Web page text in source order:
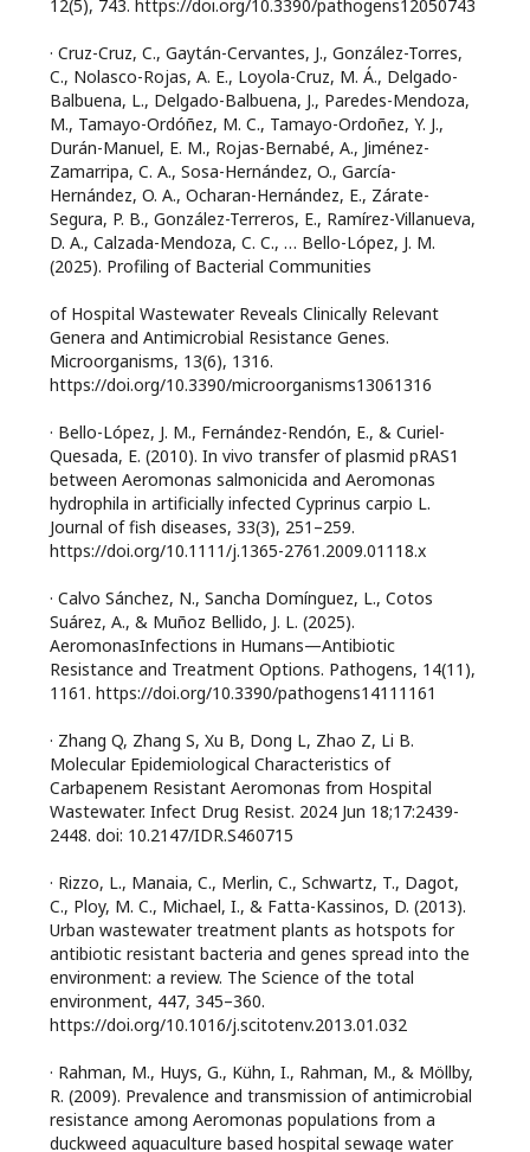
12(5), 743. https://doi.org/10.3390/pathogens12050743
· Cruz-Cruz, C., Gaytán-Cervantes, J., González-Torres,
C., Nolasco-Rojas, A. E., Loyola-Cruz, M. Á., Delgado-
Balbuena, L., Delgado-Balbuena, J., Paredes-Mendoza,
M., Tamayo-Ordóñez, M. C., Tamayo-Ordoñez, Y. J.,
Durán-Manuel, E. M., Rojas-Bernabé, A., Jiménez-
Zamarripa, C. A., Sosa-Hernández, O., García-
Hernández, O. A., Ocharan-Hernández, E., Zárate-
Segura, P. B., González-Terreros, E., Ramírez-Villanueva,
D. A., Calzada-Mendoza, C. C., … Bello-López, J. M.
(2025). Profiling of Bacterial Communities
of Hospital Wastewater Reveals Clinically Relevant
Genera and Antimicrobial Resistance Genes.
Microorganisms, 13(6), 1316.
https://doi.org/10.3390/microorganisms13061316
· Bello-López, J. M., Fernández-Rendón, E., & Curiel-
Quesada, E. (2010). In vivo transfer of plasmid pRAS1
between Aeromonas salmonicida and Aeromonas
hydrophila in artificially infected Cyprinus carpio L.
Journal of fish diseases, 33(3), 251–259.
https://doi.org/10.1111/j.1365-2761.2009.01118.x
· Calvo Sánchez, N., Sancha Domínguez, L., Cotos
Suárez, A., & Muñoz Bellido, J. L. (2025).
AeromonasInfections in Humans—Antibiotic
Resistance and Treatment Options. Pathogens, 14(11),
1161. https://doi.org/10.3390/pathogens14111161
· Zhang Q, Zhang S, Xu B, Dong L, Zhao Z, Li B.
Molecular Epidemiological Characteristics of
Carbapenem Resistant Aeromonas from Hospital
Wastewater. Infect Drug Resist. 2024 Jun 18;17:2439-
2448. doi: 10.2147/IDR.S460715
· Rizzo, L., Manaia, C., Merlin, C., Schwartz, T., Dagot,
C., Ploy, M. C., Michael, I., & Fatta-Kassinos, D. (2013).
Urban wastewater treatment plants as hotspots for
antibiotic resistant bacteria and genes spread into the
environment: a review. The Science of the total
environment, 447, 345–360.
https://doi.org/10.1016/j.scitotenv.2013.01.032
· Rahman, M., Huys, G., Kühn, I., Rahman, M., & Möllby,
R. (2009). Prevalence and transmission of antimicrobial
resistance among Aeromonas populations from a
duckweed aquaculture based hospital sewage water